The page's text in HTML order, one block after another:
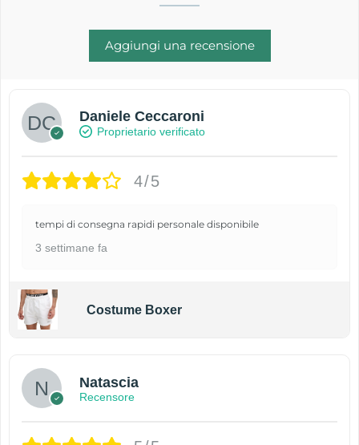
Aggiungi una recensione
Daniele Ceccaroni
Proprietario verificato
4/5
tempi di consegna rapidi personale disponibile
3 settimane fa
Costume Boxer
Natascia
Recensore